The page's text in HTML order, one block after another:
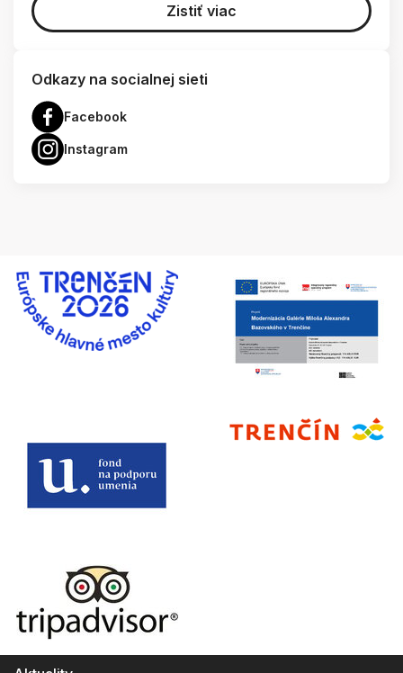
Zistiť viac
Odkazy na socialnej sieti
Facebook
Instagram